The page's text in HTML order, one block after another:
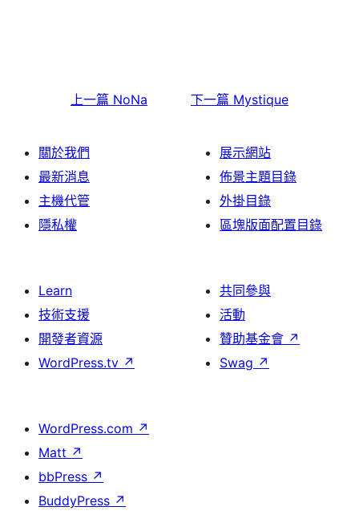
上一篇 NoNa 下一篇 Mystique
關於我們
最新消息
主機代管
隱私權
展示網站
佈景主題目錄
外掛目錄
區塊版面配置目錄
Learn
技術支援
開發者資源
WordPress.tv ↗
共同參與
活動
贊助基金會 ↗
Swag ↗
WordPress.com ↗
Matt ↗
bbPress ↗
BuddyPress ↗